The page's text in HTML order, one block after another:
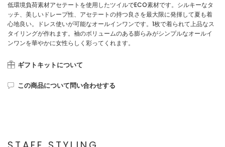
低環境負荷素材アセテートを使用したツイルでECO素材です。シルキーなタ
ッチ、美しいドレープ性、アセテートの持つ良さを最大限に発揮して夏も着
心地良い。ドレス使いが可能なオールインワンです。1枚で着られて上品なス
タイリングが作れます。袖のボリュームのある膨らみがシンプルなオールイ
ンワンを華やかに女性らしく彩ってくれます。
ギフトキットについて
この商品について問い合わせする